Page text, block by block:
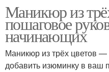
Маникюр из
пошаговое
начинающих
Маникюр из трёх цветов —
добавить изюминку в ваш